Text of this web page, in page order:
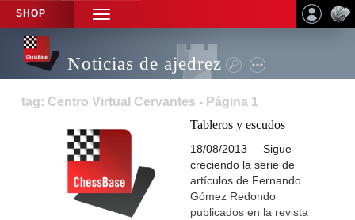
SHOP
TOGGLE
NAVIGATION
Noticias de ajedrez
tag: Centro Virtual Cervantes - Página 1
Tableros y escudos
18/08/2013 – Sigue
creciendo la serie de
artículos de Fernando
Gómez Redondo
publicados en la revista